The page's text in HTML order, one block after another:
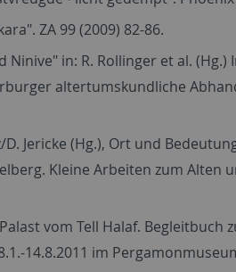
ZA 99 (2009) 82-86.
in: R. Rollinger et al.
altertumskundliche
Jericke (Hg.), Ort und
Kleine Arbeiten zum Alten
vom Tell Halaf. Begleitbuch
14.8.2011 im